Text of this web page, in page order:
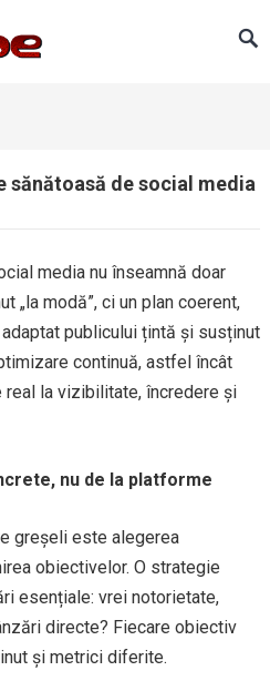
sănătoasă de social media
media nu înseamnă doar
„la modă”, ci un plan coerent,
publicului țintă și susținut
continuă, astfel încât
la vizibilitate, încredere și
nu de la platforme
greșeli este alegerea
obiectivelor. O strategie
esențiale: vrei notorietate,
directe? Fiecare obiectiv
și metrici diferite.